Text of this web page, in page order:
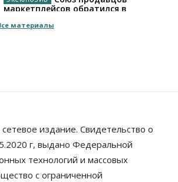
маркетплейсов обратился в
WB
В Новосибирской
области резко сократился
грузооборот в автоперевозках
07 Августа 2026, 19:00
материалы
издание. Свидетельство о
г, выдано Федеральной
технологий и массовых
с ограниченной